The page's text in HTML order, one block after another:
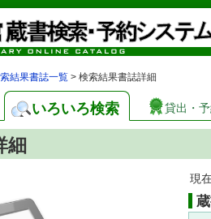
結果書誌一覧 > 検索結果書誌詳細
いろいろ検索 貸出・
細
現